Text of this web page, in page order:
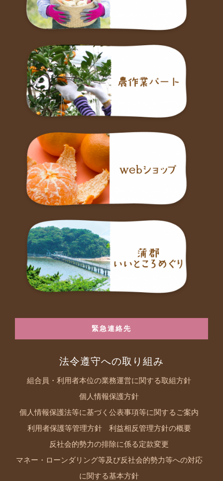
緊急連絡先
法令遵守への取り組み
組合員・利用者本位の業務運営に関する取組方針
個人情報保護方針
個人情報保護法等に基づく公表事項等に関するご案内
利用者保護等管理方針 利益相反管理方針の概要
反社会的勢力の排除に係る定款変更
マネー・ローンダリング等及び反社会的勢力等への対応
に関する基本方針